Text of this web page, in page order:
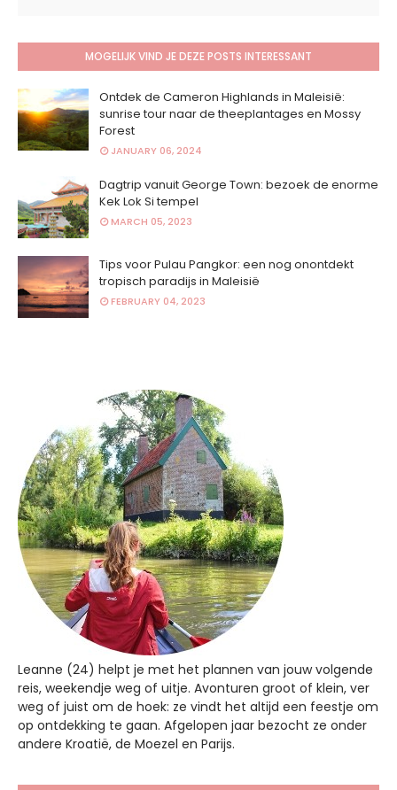
MOGELIJK VIND JE DEZE POSTS INTERESSANT
Ontdek de Cameron Highlands in Maleisië:
sunrise tour naar de theeplantages en Mossy
Forest
JANUARY 06, 2024
Dagtrip vanuit George Town: bezoek de enorme
Kek Lok Si tempel
MARCH 05, 2023
Tips voor Pulau Pangkor: een nog onontdekt
tropisch paradijs in Maleisië
FEBRUARY 04, 2023
Leanne (24) helpt je met het plannen van jouw volgende
reis, weekendje weg of uitje. Avonturen groot of klein, ver
weg of juist om de hoek: ze vindt het altijd een feestje om
op ontdekking te gaan. Afgelopen jaar bezocht ze onder
andere Kroatië, de Moezel en Parijs.